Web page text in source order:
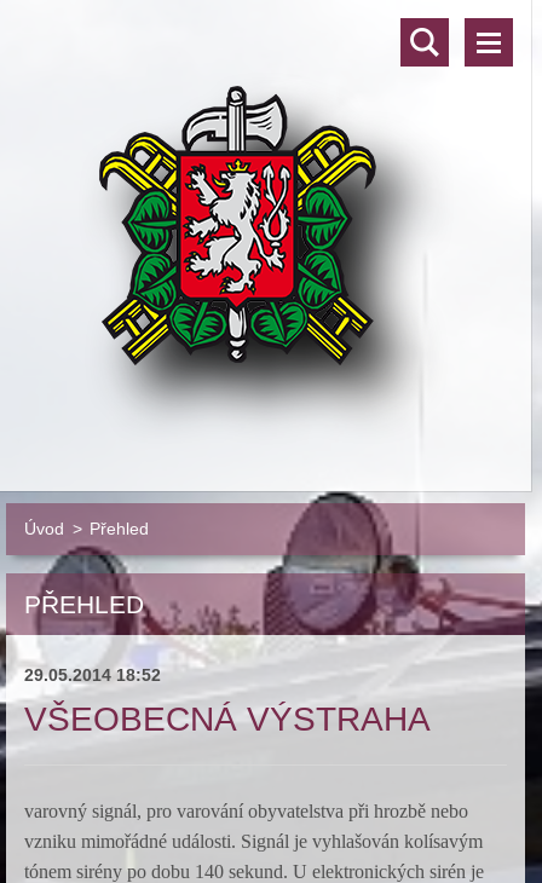
Úvod > Přehled
PŘEHLED
29.05.2014 18:52
VŠEOBECNÁ VÝSTRAHA
varovný signál, pro varování obyvatelstva při hrozbě nebo
vzniku mimořádné události. Signál je vyhlašován kolísavým
tónem sirény po dobu 140 sekund. U elektronických sirén je